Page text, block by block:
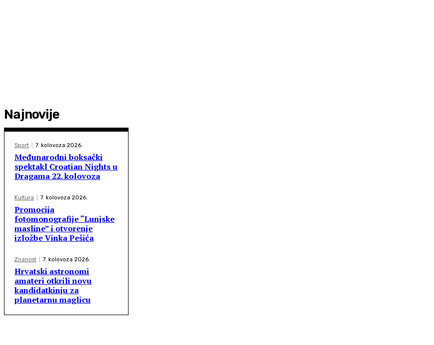
Najnovije
Sport 7. kolovoza 2026.
Međunarodni boksački
spektakl Croatian Nights u
Dragama 22. kolovoza
Kultura 7. kolovoza 2026.
Promocija
fotomonografije “Lunjske
masline” i otvorenje
izložbe Vinka Pešića
Znanost 7. kolovoza 2026.
Hrvatski astronomi
amateri otkrili novu
kandidatkinju za
planetarnu maglicu